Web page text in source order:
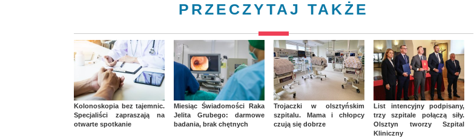
PRZECZYTAJ TAKŻE
Kolonoskopia bez tajemnic.
Specjaliści zapraszają na
otwarte spotkanie
Miesiąc Świadomości Raka
Jelita Grubego: darmowe
badania, brak chętnych
Trojaczki w olsztyńskim
szpitalu. Mama i chłopcy
czują się dobrze
List intencyjny podpisany,
trzy szpitale połączą siły.
Olsztyn tworzy Szpital
Kliniczny